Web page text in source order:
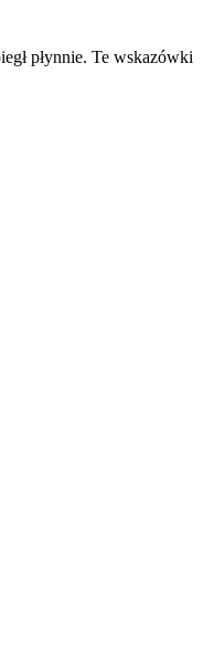
płynnie. Te wskazówki